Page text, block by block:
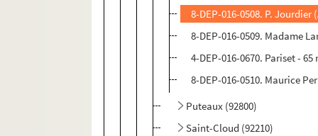
8-DEP-016-0508. P. Jourdier
8-DEP-016-0509. Madame
4-DEP-016-0670. Pariset -
8-DEP-016-0510. Maurice
Puteaux (92800)
Saint-Cloud (92210)